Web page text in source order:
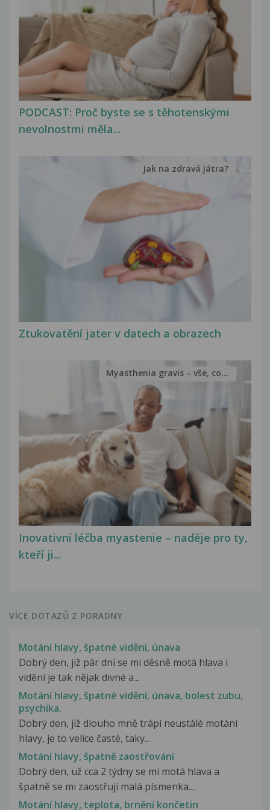
PODCAST: Proč byste se s těhotenskými
nevolnostmi měla...
Ztukovatění jater v datech a obrazech
Jak na zdravá játra?
Inovativní léčba myastenie – naděje pro ty,
kteří ji...
Myasthenia gravis – vše, co...
VÍCE DOTAZŮ Z PORADNY
Motání hlavy, špatné vidění, únava
Dobrý den, již pár dní se mi děsně motá hlava i
vidění je tak nějak divné a...
Motání hlavy, špatné vidění, únava, bolest zubu,
psychika.
Dobrý den, již dlouho mně trápí neustálé motání
hlavy, je to velice časté, taky...
Motání hlavy, špatně zaostřování
Dobrý den, už cca 2 týdny se mi motá hlava a
špatně se mi zaostřují malá písmenka....
Motání hlavy, teplota, brnění končetin